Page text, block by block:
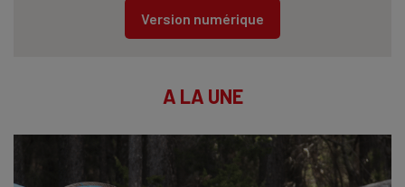
Version numérique
A LA UNE